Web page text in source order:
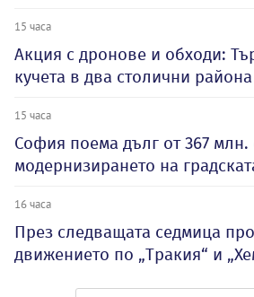
15 часа
Акция с дронове и обходи:
кучета в два столични района
15 часа
София поема дълг от 367 млн.
модернизирането на
16 часа
През следващата седмица
движението по „Тракия“ и